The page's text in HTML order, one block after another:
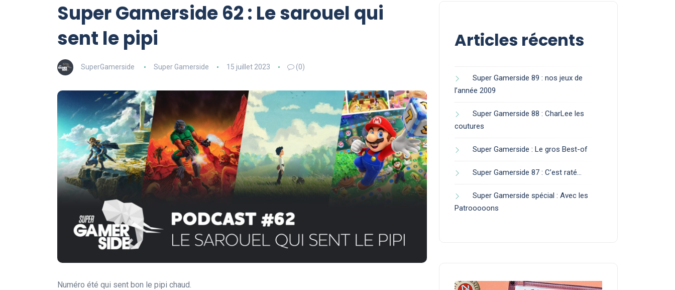
Super Gamerside 62 : Le sarouel qui
sent le pipi
SuperGamerside Super Gamerside 15 juillet 2023 (0)
Numéro été qui sent bon le pipi chaud.
Articles récents
Super Gamerside 89 : nos jeux de
l’année 2009
Super Gamerside 88 : CharLee les
coutures
Super Gamerside : Le gros Best-of
Super Gamerside 87 : C’est raté…
Super Gamerside spécial : Avec les
Patrooooons